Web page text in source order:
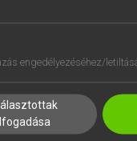
engedélyezéséhez/